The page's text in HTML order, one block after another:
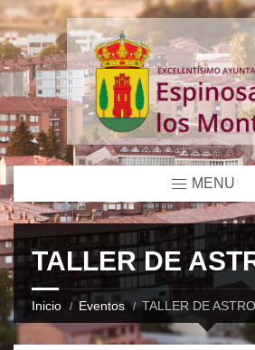
MENU
TALLER DE
Inicio Eventos TALLER DE